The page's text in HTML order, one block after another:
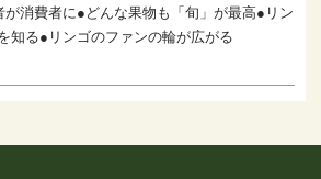
が消費者に●どんな果物も「旬」が最高●リン
知る●リンゴのファンの輪が広がる